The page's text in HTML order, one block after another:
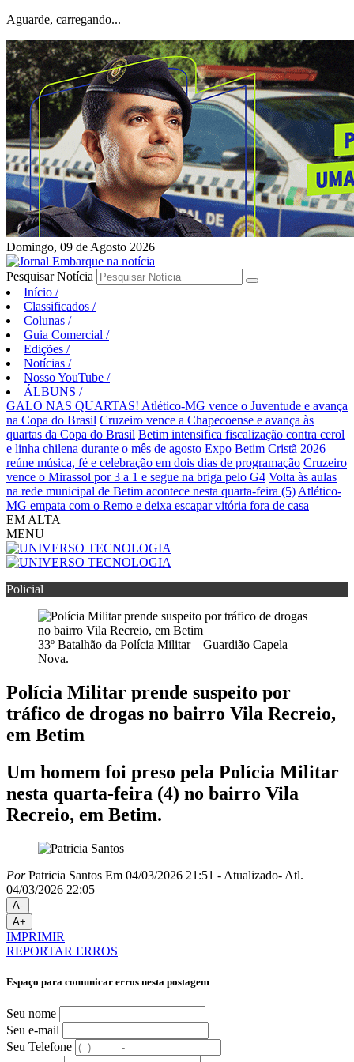
Aguarde, carregando...
Domingo, 09 de Agosto 2026
Pesquisar Notícia
Início /
Classificados /
Colunas /
Guia Comercial /
Edições /
Notícias /
Nosso YouTube /
ÁLBUNS /
GALO NAS QUARTAS! Atlético-MG vence o Juventude e avança
na Copa do Brasil Cruzeiro vence a Chapecoense e avança às
quartas da Copa do Brasil Betim intensifica fiscalização contra cerol
e linha chilena durante o mês de agosto Expo Betim Cristã 2026
reúne música, fé e celebração em dois dias de programação Cruzeiro
vence o Mirassol por 3 a 1 e segue na briga pelo G4 Volta às aulas
na rede municipal de Betim acontece nesta quarta-feira (5) Atlético-
MG empata com o Remo e deixa escapar vitória fora de casa
EM ALTA
MENU
Policial
33º Batalhão da Polícia Militar – Guardião Capela
Nova.
Polícia Militar prende suspeito por
tráfico de drogas no bairro Vila Recreio,
em Betim
Um homem foi preso pela Polícia Militar
nesta quarta-feira (4) no bairro Vila
Recreio, em Betim.
PorPatricia Santos Em 04/03/2026 21:51 - Atualizado- Atl.
04/03/2026 22:05
A-
A+
IMPRIMIR
REPORTAR ERROS
Espaço para comunicar erros nesta postagem
Seu nome
Seu e-mail
Seu Telefone